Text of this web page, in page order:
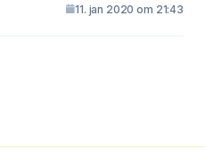
11. jan 2020 om 21:43